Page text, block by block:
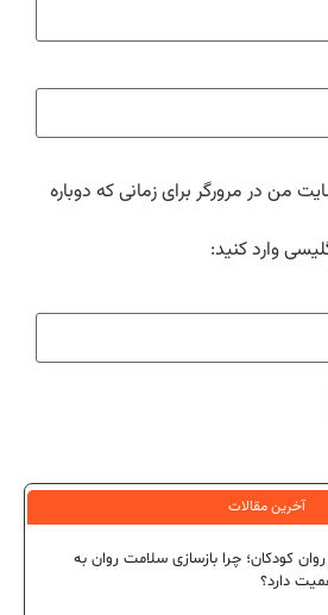
من در مرورگر برای زمانی که دوباره
وارد کنید:
آخرین مقالات
کودکان؛ چرا بازسازی سلامت روان به
دارد؟